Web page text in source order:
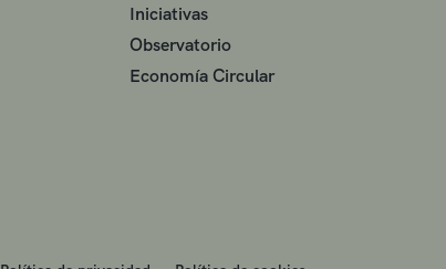
Iniciativas
Observatorio
Economía Circular